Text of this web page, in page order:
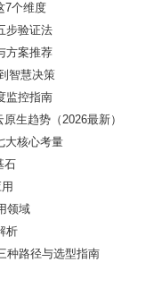
7个维度
步验证法
方案推荐
智慧决策
监控指南
生趋势（2026最新）
大核心考量
石
领域
析
种路径与选型指南